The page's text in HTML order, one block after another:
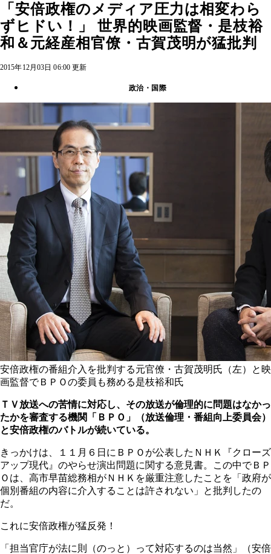
「安倍政権のメディア圧力は相変わら
ずヒドい！」 世界的映画監督・是枝裕
和＆元経産相官僚・古賀茂明が猛批判
2015年12月03日 06:00 更新
政治・国際
安倍政権の番組介入を批判する元官僚・古賀茂明氏（左）と映
画監督でＢＰＯの委員も務める是枝裕和氏
ＴＶ放送への苦情に対応し、その放送が倫理的に問題はなかっ
たかを審査する機関「ＢＰＯ」（放送倫理・番組向上委員会）
と安倍政権のバトルが続いている。
きっかけは、１１月６日にＢＰＯが公表したＮＨＫ『クローズ
アップ現代』のやらせ演出問題に関する意見書。この中でＢＰ
Ｏは、高市早苗総務相がＮＨＫを厳重注意したことを「政府が
個別番組の内容に介入することは許されない」と批判したの
だ。
これに安倍政権が猛反発！
「担当官庁が法に則（のっと）って対応するのは当然」（安倍